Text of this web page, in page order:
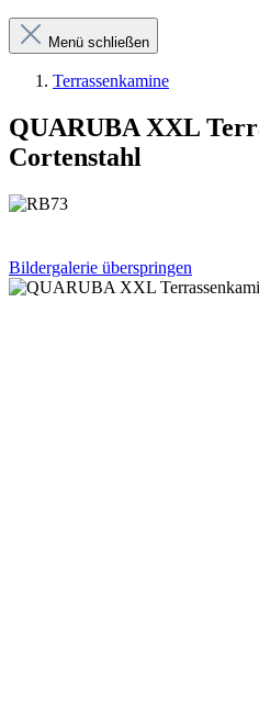
Menü schließen
Terrassenkamine
QUARUBA XXL
Cortenstahl
Bildergalerie überspringen